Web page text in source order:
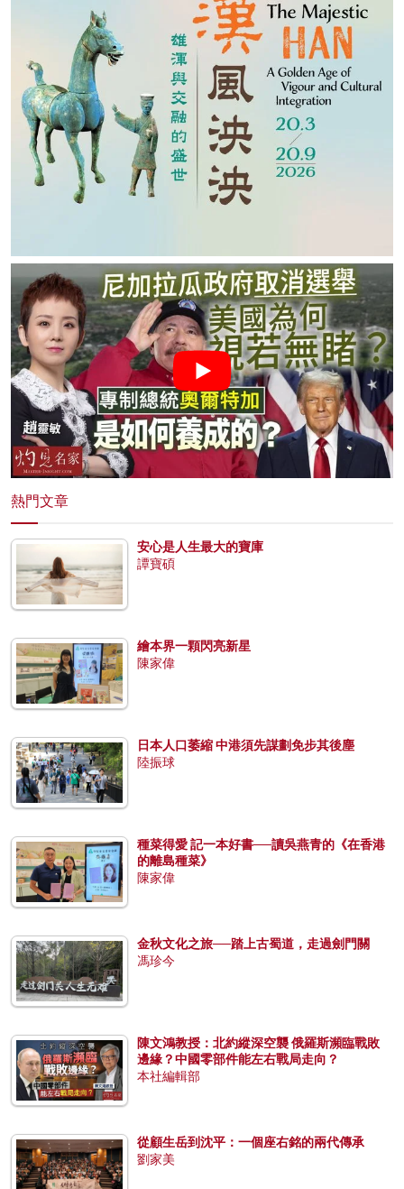
熱門文章
安心是人生最大的寶庫
譚寶碩
繪本界一顆閃亮新星
陳家偉
日本人口萎縮 中港須先謀劃免步其後塵
陸振球
種菜得愛 記一本好書──讀吳燕青的《在香港
的離島種菜》
陳家偉
金秋文化之旅──踏上古蜀道，走過劍門關
馮珍今
陳文鴻教授：北約縱深空襲 俄羅斯瀕臨戰敗
邊緣？中國零部件能左右戰局走向？
本社編輯部
從顧生岳到沈平：一個座右銘的兩代傳承
劉家美